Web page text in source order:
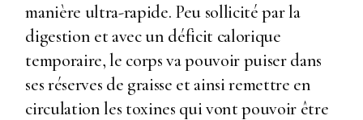
manière ultra-rapide. Peu sollicité par la
digestion et avec un déficit calorique
temporaire, le corps va pouvoir puiser dans
ses réserves de graisse et ainsi remettre en
circulation les toxines qui vont pouvoir être